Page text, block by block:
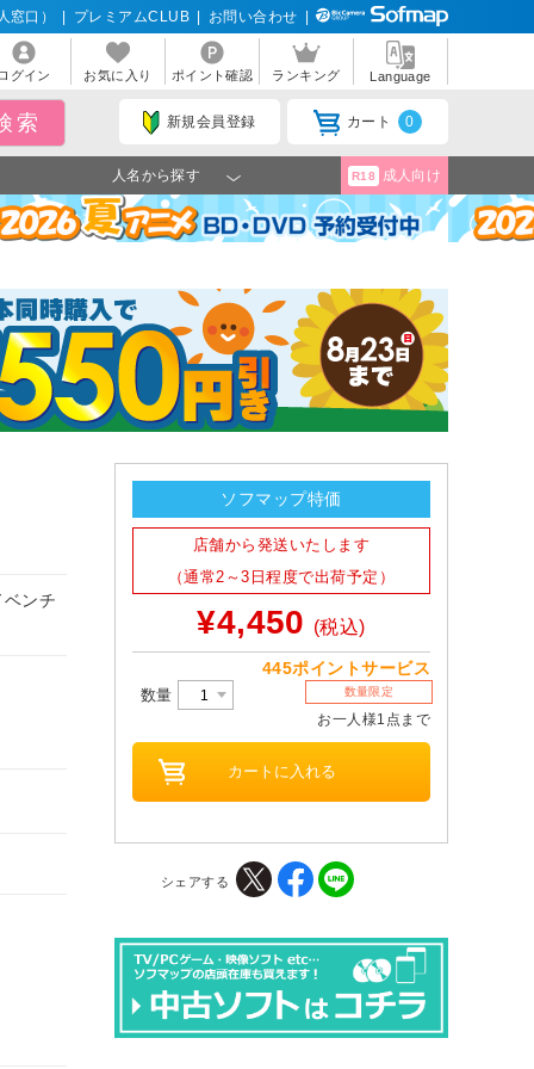
窓口） プレミアムCLUB お問い合わせ
グイン お気に入り ポイント確認 ランキング Language
新規会員登録 カート 0
人名から探す R18 成人向け
ンチ
ソフマップ特価
店舗から発送いたします
（通常2～3日程度で出荷予定）
¥4,450 (税込)
445ポイントサービス
数量 数量限定
お一人様1点まで
シェアする